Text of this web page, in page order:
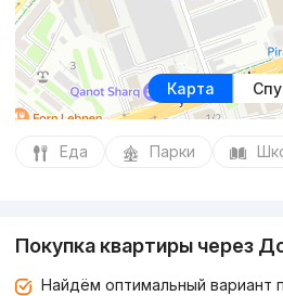
Карта
Еда Парки
Покупка квартиры через
Найдём оптимальный вариант